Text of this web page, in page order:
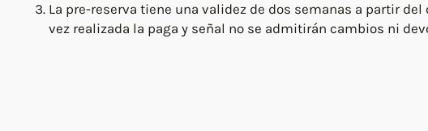
La pre-reserva tiene una validez de dos semanas a partir
vez realizada la paga y señal no se admitirán cambios ni